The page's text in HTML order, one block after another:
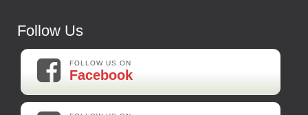
Follow Us
FOLLOW US ON
Facebook